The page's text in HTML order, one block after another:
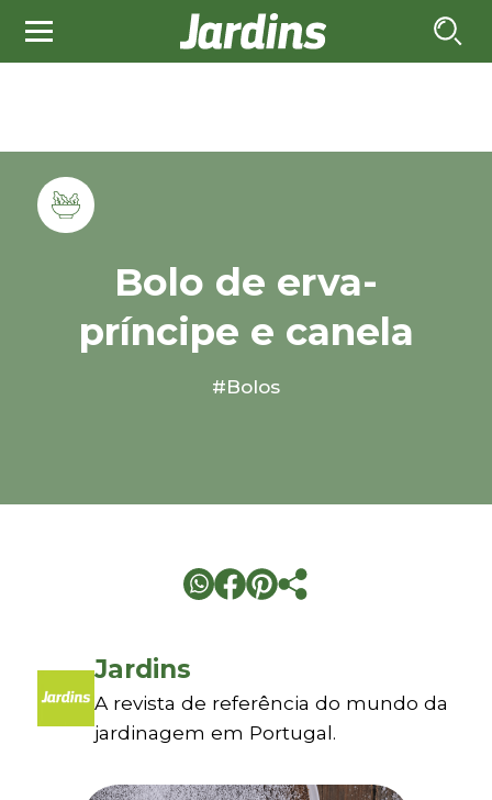
Bolo de erva-
príncipe e canela
#Bolos
Jardins
A revista de referência do mundo da
jardinagem em Portugal.